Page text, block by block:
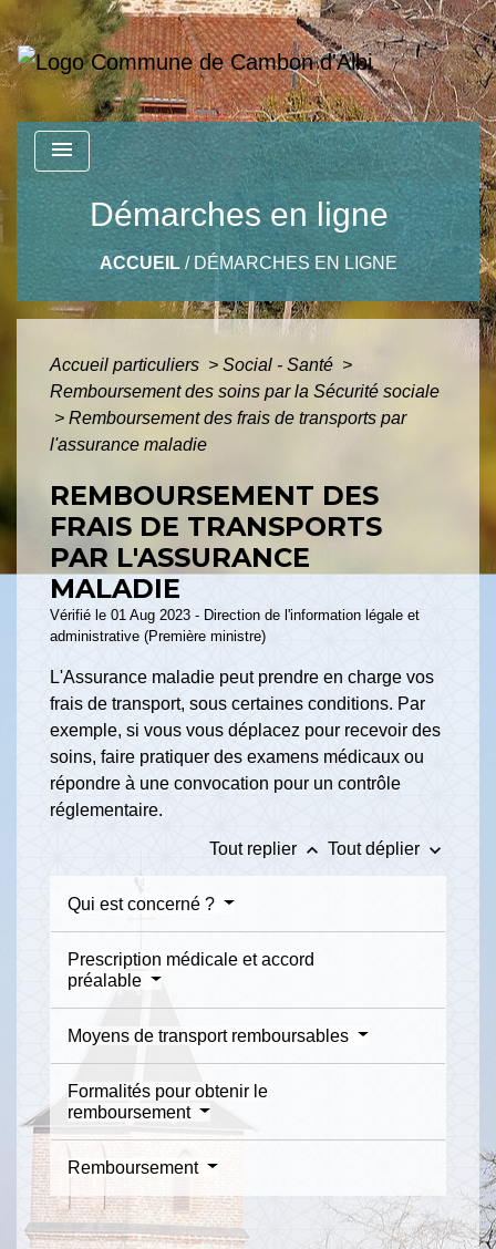
menu
Démarches en ligne
ACCUEIL/ DÉMARCHES EN LIGNE
Accueil particuliers > Social - Santé >
Remboursement des soins par la Sécurité sociale
> Remboursement des frais de transports par
l'assurance maladie
REMBOURSEMENT DES
FRAIS DE TRANSPORTS
PAR L'ASSURANCE
MALADIE
Vérifié le 01 Aug 2023 - Direction de l'information légale et
administrative (Première ministre)
L'Assurance maladie peut prendre en charge vos
frais de transport, sous certaines conditions. Par
exemple, si vous vous déplacez pour recevoir des
soins, faire pratiquer des examens médicaux ou
répondre à une convocation pour un contrôle
réglementaire.
Tout replier keyboard_arrow_up Tout déplier keyboard_arrow_down
Qui est concerné ?
Prescription médicale et accord
préalable
Moyens de transport remboursables
Formalités pour obtenir le
remboursement
Remboursement